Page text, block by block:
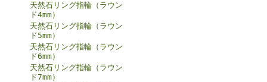
天然石リング指輪（ラウン
ド4mm）
天然石リング指輪（ラウン
ド5mm）
天然石リング指輪（ラウン
ド6mm）
天然石リング指輪（ラウン
ド7mm）